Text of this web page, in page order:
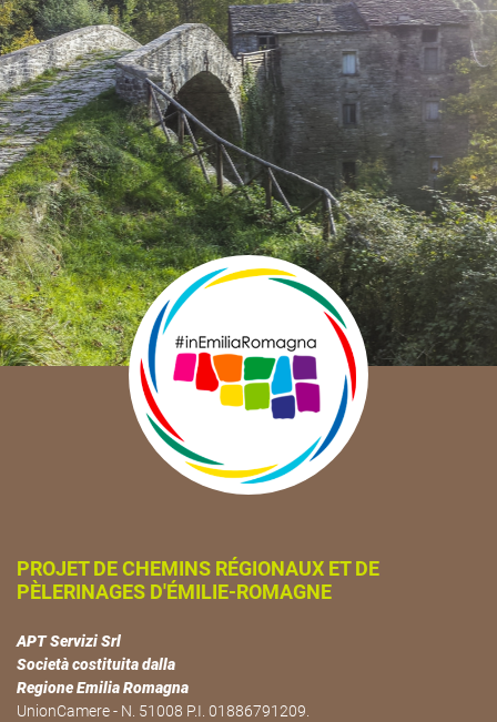
PROJET DE CHEMINS RÉGIONAUX ET DE
PÈLERINAGES D'ÉMILIE-ROMAGNE
APT Servizi Srl
Società costituita dalla
Regione Emilia Romagna
UnionCamere - N. 51008 P.I. 01886791209.